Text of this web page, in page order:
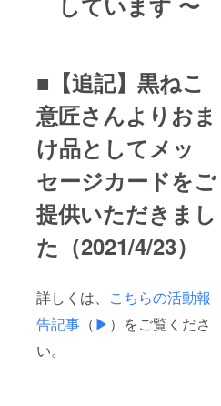
■【追記】黒ねこ
意匠さんよりおま
け品としてメッ
セージカードをご
提供いただきまし
た（2021/4/23）
詳しくは、 こちらの活動報
告記事 （▶︎ ）をご覧くださ
い。